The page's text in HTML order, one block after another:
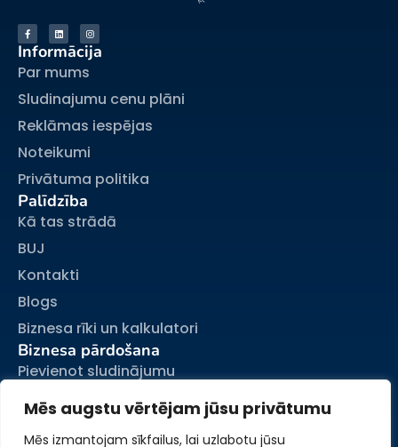
Mēs augstu vērtējam jūsu privātumu
Mēs izmantojam sīkfailus, lai uzlabotu jūsu
Informācija
Par mums
Sludinajumu cenu plāni
Reklāmas iespējas
Noteikumi
Privātuma politika
Palīdzība
Kā tas strādā
BUJ
Kontakti
Blogs
Biznesa rīki un kalkulatori
Biznesa pārdošana
Pievienot sludinājumu
Mani sludinājumi
Mans konts